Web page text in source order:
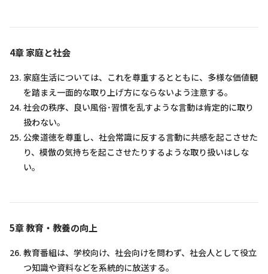
4章 家庭と社会
家庭生活については、これを尊重するとともに、多様な価値観
を踏まえ一面的な取り上げ方にならないよう注意する。
社会の秩序、良い風俗･習慣を乱すような言動は肯定的に取り
扱わない。
公衆道徳を尊重し、社会常識に反する言動に共感を起こさせた
り、模倣の気持ちを起こさせたりするような取り扱いはしな
い。
5章 教育・教養の向上
教育番組は、学校向け、社会向けを問わず、社会人として役立
つ知識や資料などを系統的に放送する。